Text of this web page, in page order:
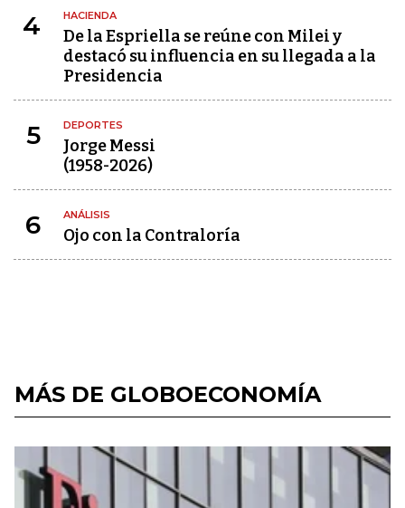
4 HACIENDA
De la Espriella se reúne con Milei y
destacó su influencia en su llegada a la
Presidencia
5 DEPORTES
Jorge Messi
(1958-2026)
6 ANÁLISIS
Ojo con la Contraloría
MÁS DE GLOBOECONOMÍA